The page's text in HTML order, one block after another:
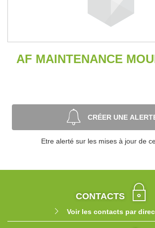
AF MAINTENANCE
CRÉER UNE
Etre alerté sur les mises à jour de
CONTACTS
Voir les contacts par